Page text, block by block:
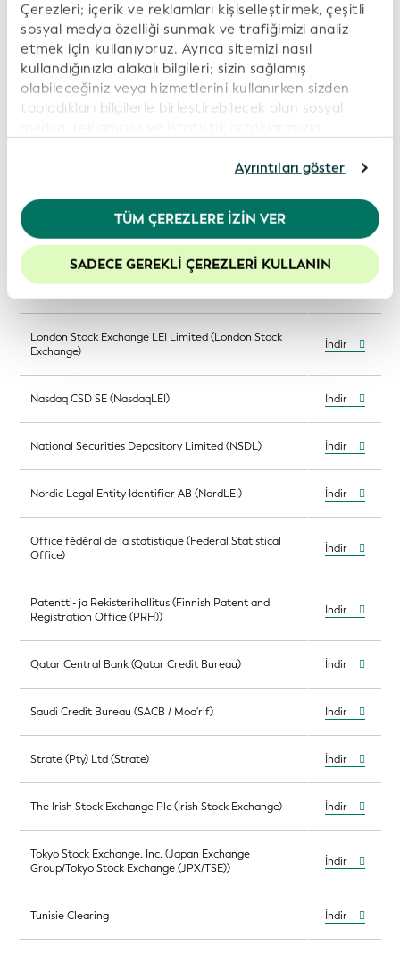
Çerezleri; içerik ve reklamları kişiselleştirmek, çeşitli
sosyal medya özelliği sunmak ve trafiğimizi analiz
etmek için kullanıyoruz. Ayrıca sitemizi nasıl
kullandığınızla alakalı bilgileri; sizin sağlamış
olabileceğiniz veya hizmetlerini kullanırken sizden
topladıkları bilgilerle birleştirebilecek olan sosyal
etmeniz durumunda, çerez politikamıza rıza
Gizlilik Politikamız
’ı inceleyiniz.
Web sitemizdeki deneyiminizi geliştirmek için
çerezleri etkin tutmanızı öneririz.
Ayrıntıları göster
TÜM ÇEREZLERE İZIN VER
SADECE GEREKLI ÇEREZLERI KULLANIN
(Central Securities Clearing Corporation, Slovenia)
Kamer van Koophandel (KvK; Netherlands Chamber
of Commerce)
Korea Securities Depository (KSD) İndir
Krajowy Depozyt Papierów Wartościowych S.A.
İndir
Legal Entity Identifier India Limited (LEIL)
LEI International Pvt Ltd (TNV-LEI) İndir
London Stock Exchange LEI Limited (London Stock
Exchange)
İndir
Nasdaq CSD SE (NasdaqLEI) İndir
National Securities Depository Limited (NSDL) İndir
Nordic Legal Entity Identifier AB (NordLEI) İndir
Office fédéral de la statistique (Federal Statistical
Office)
İndir
Patentti- ja Rekisterihallitus (Finnish Patent and
Registration Office (PRH))
İndir
Qatar Central Bank (Qatar Credit Bureau) İndir
Saudi Credit Bureau (SACB / Moa'rif) İndir
Strate (Pty) Ltd (Strate) İndir
The Irish Stock Exchange Plc (Irish Stock Exchange) İndir
Tokyo Stock Exchange, Inc. (Japan Exchange
Group/Tokyo Stock Exchange (JPX/TSE))
İndir
Tunisie Clearing İndir